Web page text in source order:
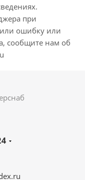
при
ошибку или
сообщите нам об